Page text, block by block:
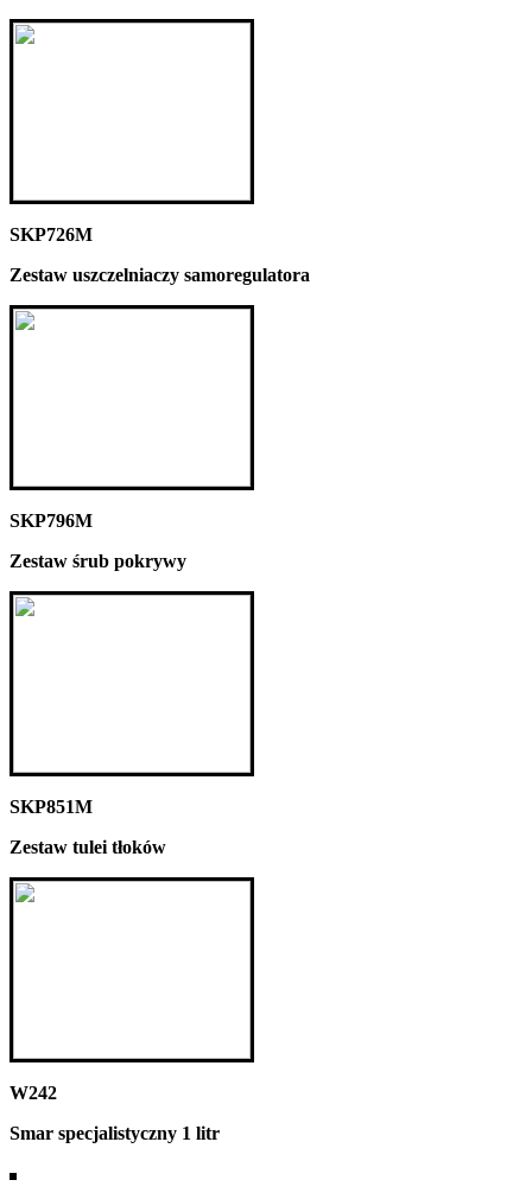
SKP726M
Zestaw uszczelniaczy samoregulatora
SKP796M
Zestaw śrub pokrywy
SKP851M
Zestaw tulei tłoków
W242
Smar specjalistyczny 1 litr